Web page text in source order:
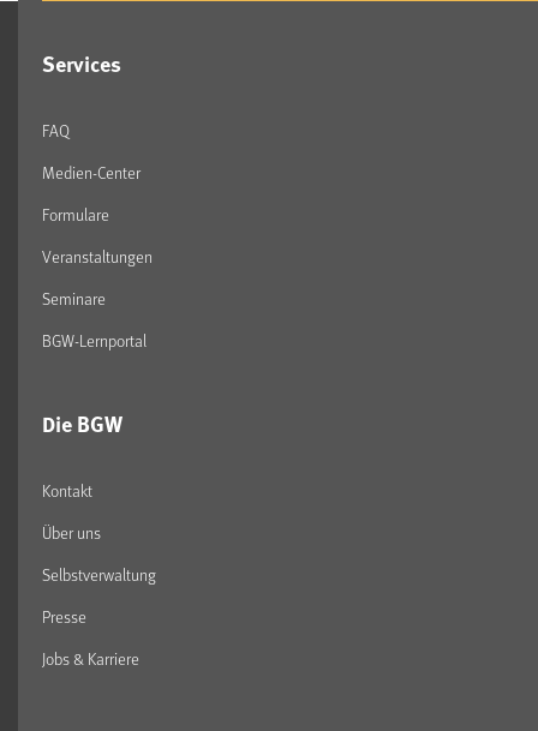
Services
FAQ
Medien-Center
Formulare
Veranstaltungen
Seminare
BGW-Lernportal
Die BGW
Kontakt
Über uns
Selbstverwaltung
Presse
Jobs & Karriere